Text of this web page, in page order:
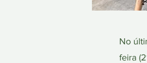
No
feira